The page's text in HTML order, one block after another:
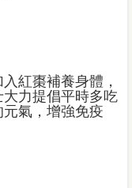
紅棗補養身體，
力提倡平時多吃
氣，增強免疫